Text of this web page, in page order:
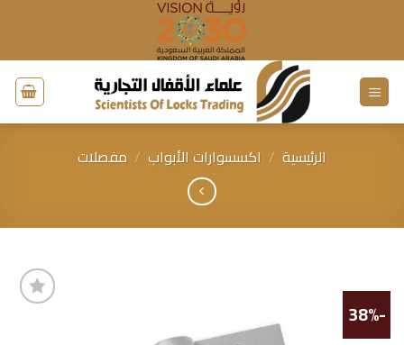
الرئيسية / اكسسوارات الأبواب / مفصلات
-38%